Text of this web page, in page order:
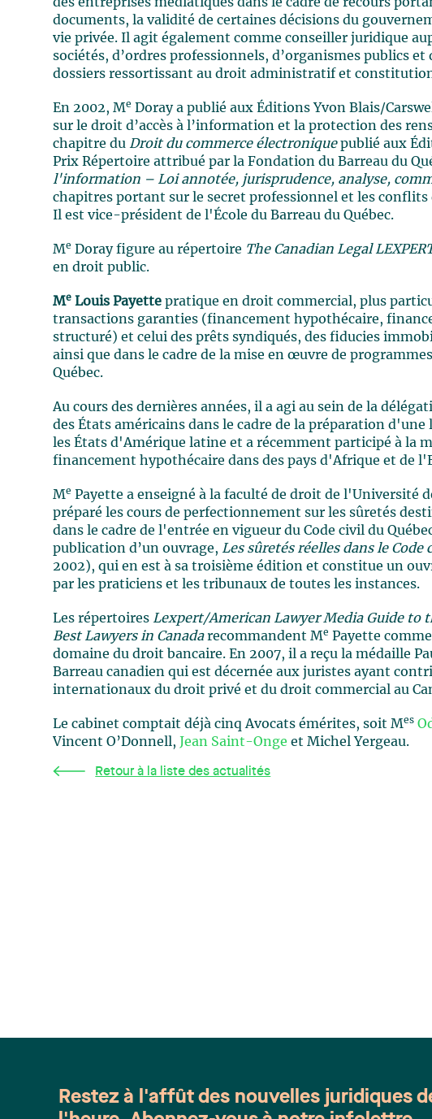
documents, la validité de certaines décisions du
vie privée. Il agit également comme conseiller juridique
sociétés, d’ordres professionnels, d’organismes publics
dossiers ressortissant au droit administratif et
En 2002, Me Doray a publié aux Éditions Yvon Blais/
sur le droit d’accès à l’information et la protection des
chapitre du Droit du commerce électroniquepublié aux
Prix Répertoire attribué par la Fondation du Barreau du
l'information – Loi annotée, jurisprudence, analyse,
chapitres portant sur le secret professionnel et les conflits
Il est vice-président de l'École du Barreau du Québec.
Me Doray figure au répertoire The Canadian Legal
en droit public.
Me Louis Payette pratique en droit commercial, plus
transactions garanties (financement hypothécaire,
structuré) et celui des prêts syndiqués, des fiducies
ainsi que dans le cadre de la mise en œuvre de
Québec.
Au cours des dernières années, il a agi au sein de la
des États américains dans le cadre de la préparation
les États d'Amérique latine et a récemment participé à la
financement hypothécaire dans des pays d'Afrique et de
Me Payette a enseigné à la faculté de droit de l'Université
préparé les cours de perfectionnement sur les sûretés
dans le cadre de l'entrée en vigueur du Code civil du
publication d’un ouvrage, Les sûretés réelles dans le Code
2002), qui en est à sa troisième édition et constitue un
par les praticiens et les tribunaux de toutes les instances.
Les répertoires Lexpert/American Lawyer Media Guide to
Best Lawyers in Canadarecommandent Me Payette
domaine du droit bancaire. En 2007, il a reçu la médaille
Barreau canadien qui est décernée aux juristes ayant
internationaux du droit privé et du droit commercial au
Le cabinet comptait déjà cinq Avocats émérites, soit Mes
Vincent O’Donnell,
Jean Saint-Onge et Michel Yergeau.
Retour à la liste des actualités
Restez à l'affût des nouvelles juridiques